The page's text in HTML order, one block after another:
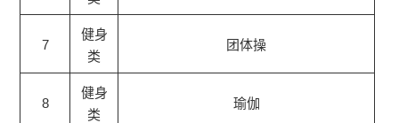
7
健身
类
团体操
8
健身
类
瑜伽